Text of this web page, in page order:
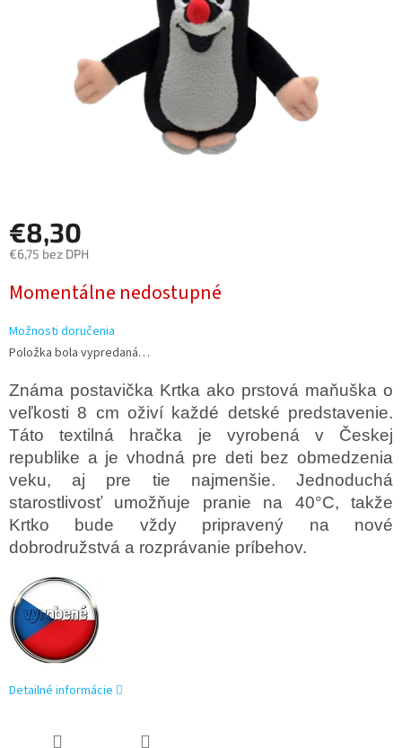
€8,30
€6,75 bez DPH
cena:
Momentálne nedostupné
Možnosti doručenia
Položka bola vypredaná…
Známa postavička Krtka ako prstová maňuška o
veľkosti 8 cm oživí každé detské predstavenie.
Táto textilná hračka je vyrobená v Českej
republike a je vhodná pre deti bez obmedzenia
veku, aj pre tie najmenšie. Jednoduchá
starostlivosť umožňuje pranie na 40°C, takže
Krtko bude vždy pripravený na nové
dobrodružstvá a rozprávanie príbehov.
Detailné informácie